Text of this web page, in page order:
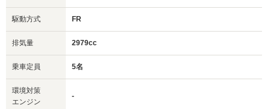
駆動方式 FR
排気量 2979cc
乗車定員 5名
環境対策
エンジン
-